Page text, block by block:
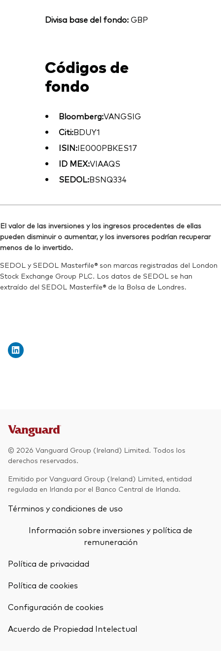
Divisa base del fondo:GBP
Códigos de
fondo
Bloomberg:VANGSIG
Citi:BDUY1
ISIN:IE000PBKES17
ID MEX:VIAAQS
SEDOL:BSNQ334
El valor de las inversiones y los ingresos procedentes de ellas
pueden disminuir o aumentar, y los inversores podrían recuperar
menos de lo invertido.
SEDOL y SEDOL Masterfile® son marcas registradas del London
Stock Exchange Group PLC. Los datos de SEDOL se han
extraído del SEDOL Masterfile® de la Bolsa de Londres.
© 2026 Vanguard Group (Ireland) Limited. Todos los
derechos reservados.
Emitido por Vanguard Group (Ireland) Limited, entidad
regulada en Irlanda por el Banco Central de Irlanda.
Términos y condiciones de uso
Información sobre inversiones y política de
remuneración
Política de privacidad
Política de cookies
Configuración de cookies
Acuerdo de Propiedad Intelectual